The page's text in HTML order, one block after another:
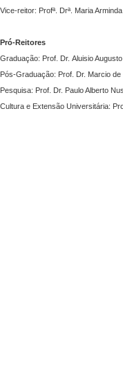
Vice-reitor: Profª. Drª. Maria
Pró-Reitores
Graduação: Prof. Dr. Aluisio
Pós-Graduação: Prof. Dr. Marcio
Pesquisa: Prof. Dr. Paulo Alberto
Cultura e Extensão Universitária: